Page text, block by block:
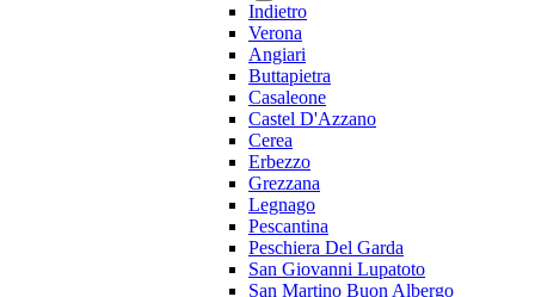
Indietro
Verona
Angiari
Buttapietra
Casaleone
Castel D'Azzano
Cerea
Erbezzo
Grezzana
Legnago
Pescantina
Peschiera Del Garda
San Giovanni Lupatoto
San Martino Buon Albergo